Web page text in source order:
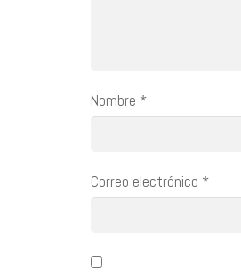
Nombre *
Correo electrónico *